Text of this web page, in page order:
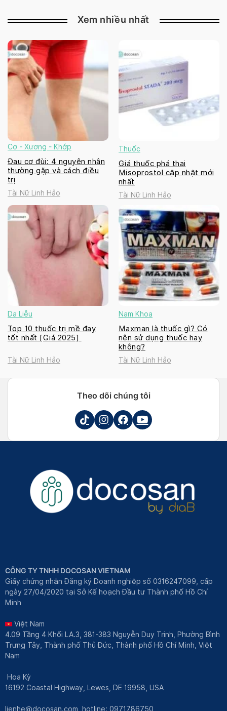
Xem nhiều nhất
Cơ - Xương - Khớp
Đau cơ đùi: 4 nguyên nhân
thường gặp và cách điều
trị
Tài Nữ Linh Hảo
Thuốc
Giá thuốc phá thai
Misoprostol cập nhật mới
nhất
Tài Nữ Linh Hảo
Da Liễu
Top 10 thuốc trị mề đay
tốt nhất [Giá 2025]
Tài Nữ Linh Hảo
Nam Khoa
Maxman là thuốc gì? Có
nên sử dụng thuốc hay
không?
Tài Nữ Linh Hảo
Theo dõi chúng tôi
CÔNG TY TNHH DOCOSAN VIETNAM
Giấy chứng nhận Đăng ký Doanh nghiệp số 0316247099, cấp
ngày 27/04/2020 tại Sở Kế hoạch Đầu tư Thành phố Hồ Chí
Minh
Việt Nam
4.09 Tầng 4 Khối LA.3, 381-383 Nguyễn Duy Trinh, Phường Bình
Trưng Tây, Thành phố Thủ Đức, Thành phố Hồ Chí Minh, Việt
Nam
Hoa Kỳ
16192 Coastal Highway, Lewes, DE 19958, USA
lienhe@docosan.com , hotline: 0971786750